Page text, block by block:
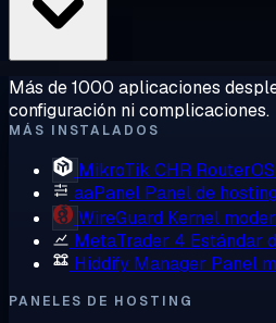
Más de 1000 aplicaciones
configuración ni complicaciones.
MÁS INSTALADOS
MikroTik CHR
aaPanel Panel de
WireGuard Kernel
MetaTrader 4 Estándar
Hiddify Manager Panel
PANELES DE HOSTING